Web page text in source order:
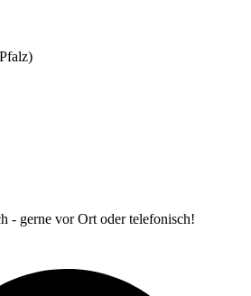
- gerne vor Ort oder telefonisch!